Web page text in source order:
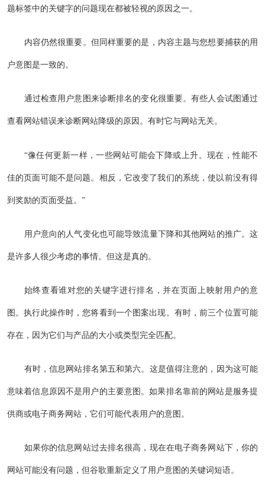
题标签中的关键字的问题现在都被轻视的原因之一。
内容仍然很重要。但同样重要的是，内容主题与您想要捕获的用
户意图是一致的。
通过检查用户意图来诊断排名的变化很重要。有些人会试图通过
查看网站错误来诊断网站降级的原因。有时它与网站无关。
“像任何更新一样，一些网站可能会下降或上升。现在，性能不
佳的页面可能不是问题。相反，它改变了我们的系统，使以前没有得
到奖励的页面受益。”
用户意向的人气变化也可能导致流量下降和其他网站的推广。这
是许多人很少考虑的事情。但这是真的。
始终查看谁对您的关键字进行排名，并在页面上映射用户的意
图。执行此操作时，您将看到一个图案出现。有时，前三个位置可能
存在，因为它们与产品的大小或类型完全匹配。
有时，信息网站排名第五和第六。这是值得注意的，因为这可能
意味着信息原因不是用户的主要意图。如果排名靠前的网站是服务提
供商或电子商务网站，它们可能代表用户的意图。
如果你的信息网站过去排名很高，现在在电子商务网站下，你的
网站可能没有问题，但谷歌重新定义了用户意图的关键词短语。